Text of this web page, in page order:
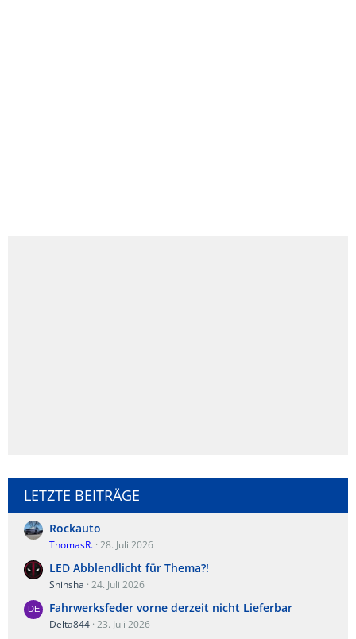
LETZTE BEITRÄGE
Rockauto
ThomasR. 28. Juli 2026
LED Abblendlicht für Thema?!
Shinsha 24. Juli 2026
Fahrwerksfeder vorne derzeit nicht Lieferbar
Delta844 23. Juli 2026